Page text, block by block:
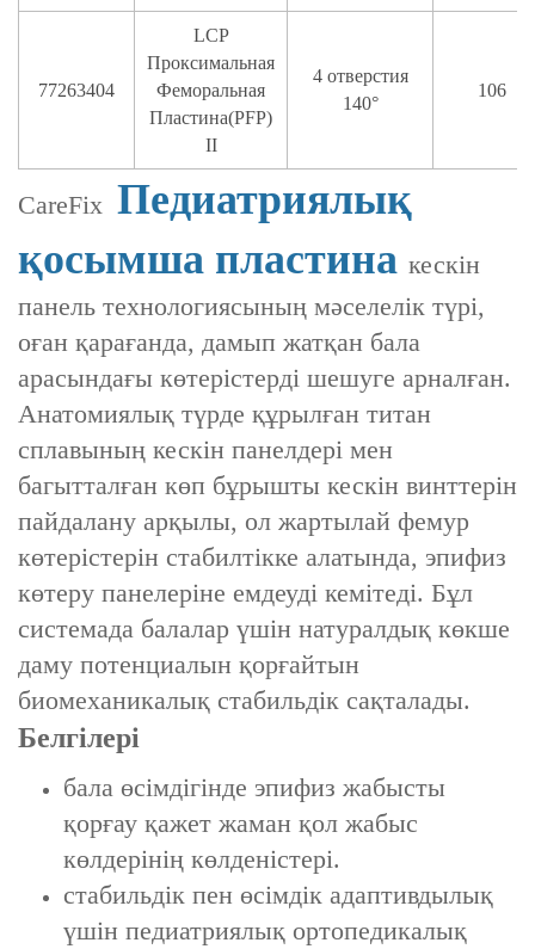
77263404
LCP
Проксимальная
Феморальная
Пластина(PFP)
II
4 отверстия
140°
106
CareFix ‌ Педиатриялық
қосымша пластина кескін
панель технологиясының мәселелік түрі,
оған қарағанда, дамып жатқан бала
арасындағы көтерістерді шешуге арналған.
‌Анатомиялық түрде құрылған титан
сплавының кескін панелдері мен
‌багытталған көп бұрышты кескін винттерін
пайдалану арқылы, ол ‌жартылай фемур
көтерістерін стабилтікке алатында, ‌эпифиз
көтеру панелеріне емдеуді кемітеді. Бұл
системада балалар үшін натуралдық көкше
даму потенциалын қорғайтын
биомеханикалық стабильдік сақталады.
Белгілері
бала өсімдігінде эпифиз жабысты
қорғау қажет ‌жаман қол жабыс
көлдерінің көлденістері.
стабильдік пен өсімдік адаптивдылық
үшін ‌педиатриялық ортопедикалық